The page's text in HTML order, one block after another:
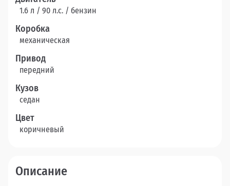
1.6 л / 90 л.c. / бензин
Коробка
механическая
Привод
передний
Кузов
седан
Цвет
коричневый
Описание